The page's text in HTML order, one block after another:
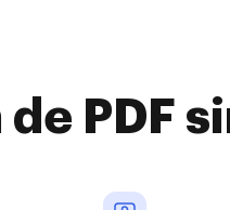
de PDF